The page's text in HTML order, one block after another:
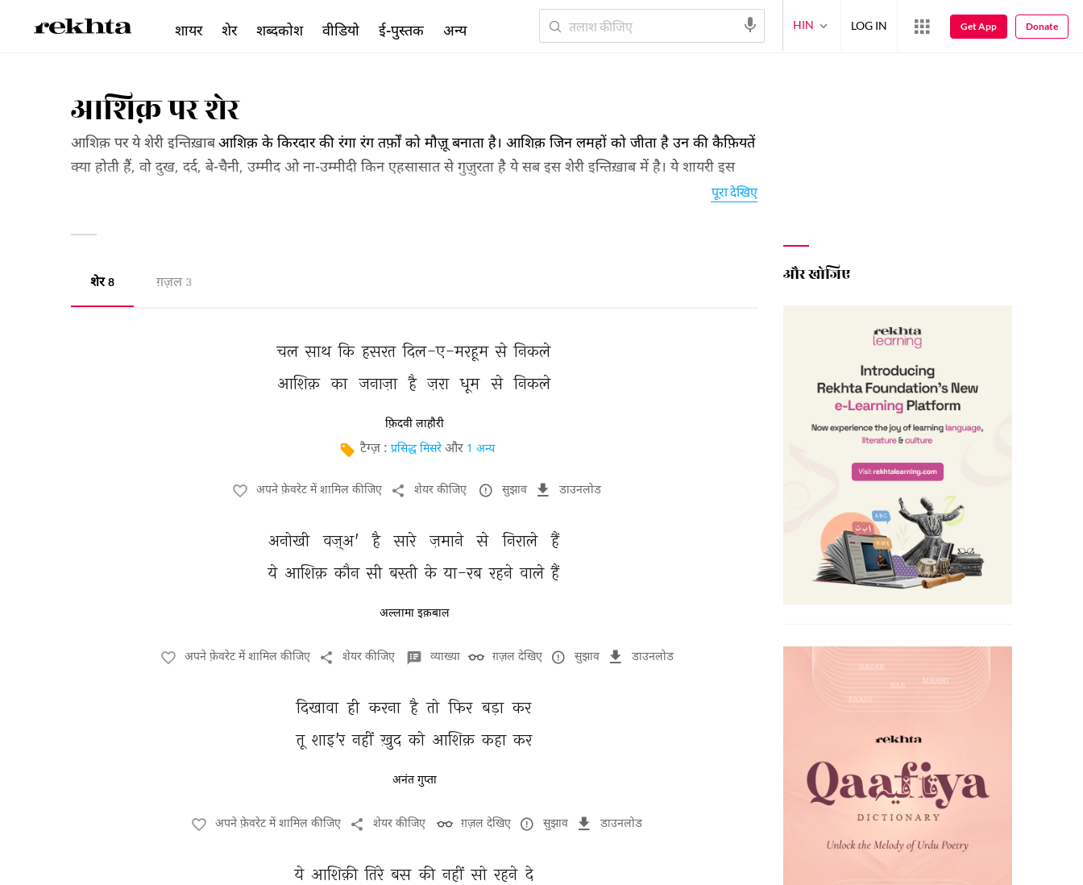
आशिक़ पर शेर
आशिक़ पर ये शेरी इन्तिख़ाबआशिक़ के किरदार की रंगा रंग तर्फ़ों को मौज़ू बनाता है। आशिक़ जिन लमहों को जीता है उन की कैफ़ियतें
क्या होती हैं, वो दुख, दर्द, बे-चैनी, उम्मीद ओ ना-उम्मीदी किन एहसासात से गुज़ुरता है ये सब इस शेरी इन्तिख़ाब में है। ये शायरी इस
पूरा देखिए
शेर 8 ग़ज़ल 3
चल साथ कि हसरत दिल-ए-मरहूम से निकले
आशिक़ का जनाज़ा है ज़रा धूम से निकले
फ़िदवी लाहौरी
टैग्ज़ : प्रसिद्ध मिसरे और 1 अन्य
अपने फ़ेवरेट में शामिल कीजिए शेयर कीजिए सुझाव डाउनलोड
अनोखी वज़्अ' है सारे ज़माने से निराले
हैं
ये आशिक़ कौन सी बस्ती के या-रब रहने वाले हैं
अल्लामा इक़बाल
अपने फ़ेवरेट में शामिल कीजिए शेयर कीजिए व्याख्या ग़ज़ल देखिए सुझाव डाउनलोड
दिखावा ही करना है तो फिर बड़ा कर
तू शाइ'र नहीं ख़ुद को आशिक़ कहा कर
अनंत गुप्ता
अपने फ़ेवरेट में शामिल कीजिए शेयर कीजिए ग़ज़ल देखिए सुझाव डाउनलोड
ये आशिक़ी तिरे बस की नहीं सो रहने दे
और खोजिए
शायर शेर शब्दकोश वीडियो ई-पुस्तक अन्य HIN LOG IN Get App Donate